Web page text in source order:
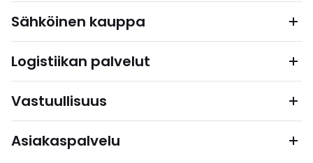
Sähköinen kauppa
Logistiikan palvelut
Vastuullisuus
Asiakaspalvelu